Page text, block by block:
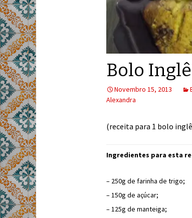
Bolo
Novembro 15, 2013
Alexandra
(receita para 1 bolo
Ingredientes para esta
– 250g de farinha de trigo;
– 150g de açúcar;
– 125g de manteiga;